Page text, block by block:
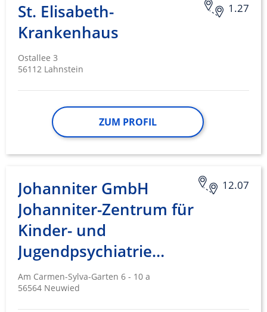
1.27
St. Elisabeth-
Krankenhaus
Ostallee 3
56112 Lahnstein
ZUM PROFIL
12.07
Johanniter GmbH
Johanniter-Zentrum für
Kinder- und
Jugendpsychiatrie…
Am Carmen-Sylva-Garten 6 - 10 a
56564 Neuwied